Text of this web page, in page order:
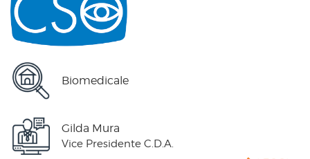
Biomedicale
Gilda Mura
Vice Presidente C.D.A.